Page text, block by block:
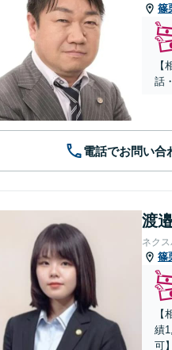
篠
話
電話でお問い合
渡
ネク
篠
績
可】